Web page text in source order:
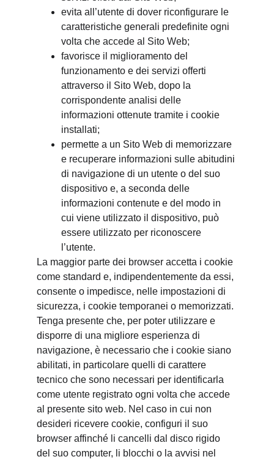
evita all’utente di dover riconfigurare le
caratteristiche generali predefinite ogni
volta che accede al Sito Web;
favorisce il miglioramento del
funzionamento e dei servizi offerti
attraverso il Sito Web, dopo la
corrispondente analisi delle
informazioni ottenute tramite i cookie
installati;
permette a un Sito Web di memorizzare
e recuperare informazioni sulle abitudini
di navigazione di un utente o del suo
dispositivo e, a seconda delle
informazioni contenute e del modo in
cui viene utilizzato il dispositivo, può
essere utilizzato per riconoscere
l’utente.
La maggior parte dei browser accetta i cookie
come standard e, indipendentemente da essi,
consente o impedisce, nelle impostazioni di
sicurezza, i cookie temporanei o memorizzati.
Tenga presente che, per poter utilizzare e
disporre di una migliore esperienza di
navigazione, è necessario che i cookie siano
abilitati, in particolare quelli di carattere
tecnico che sono necessari per identificarla
come utente registrato ogni volta che accede
al presente sito web. Nel caso in cui non
desideri ricevere cookie, configuri il suo
browser affinché li cancelli dal disco rigido
del suo computer, li blocchi o la avvisi nel